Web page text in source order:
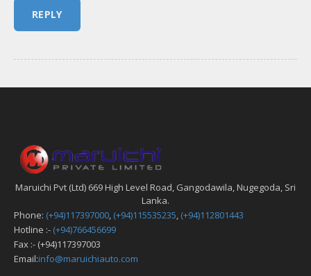
Maruichi Pvt (Ltd) 669 High Level Road, Gangodawila, Nugegoda, Sri
Lanka.
Phone: (+94)117397000, (+94)115535235, (+94)112801443
Hotline :- (+94)766456699
Fax :- (+94)117397003
Email:info@maruichiauto.com